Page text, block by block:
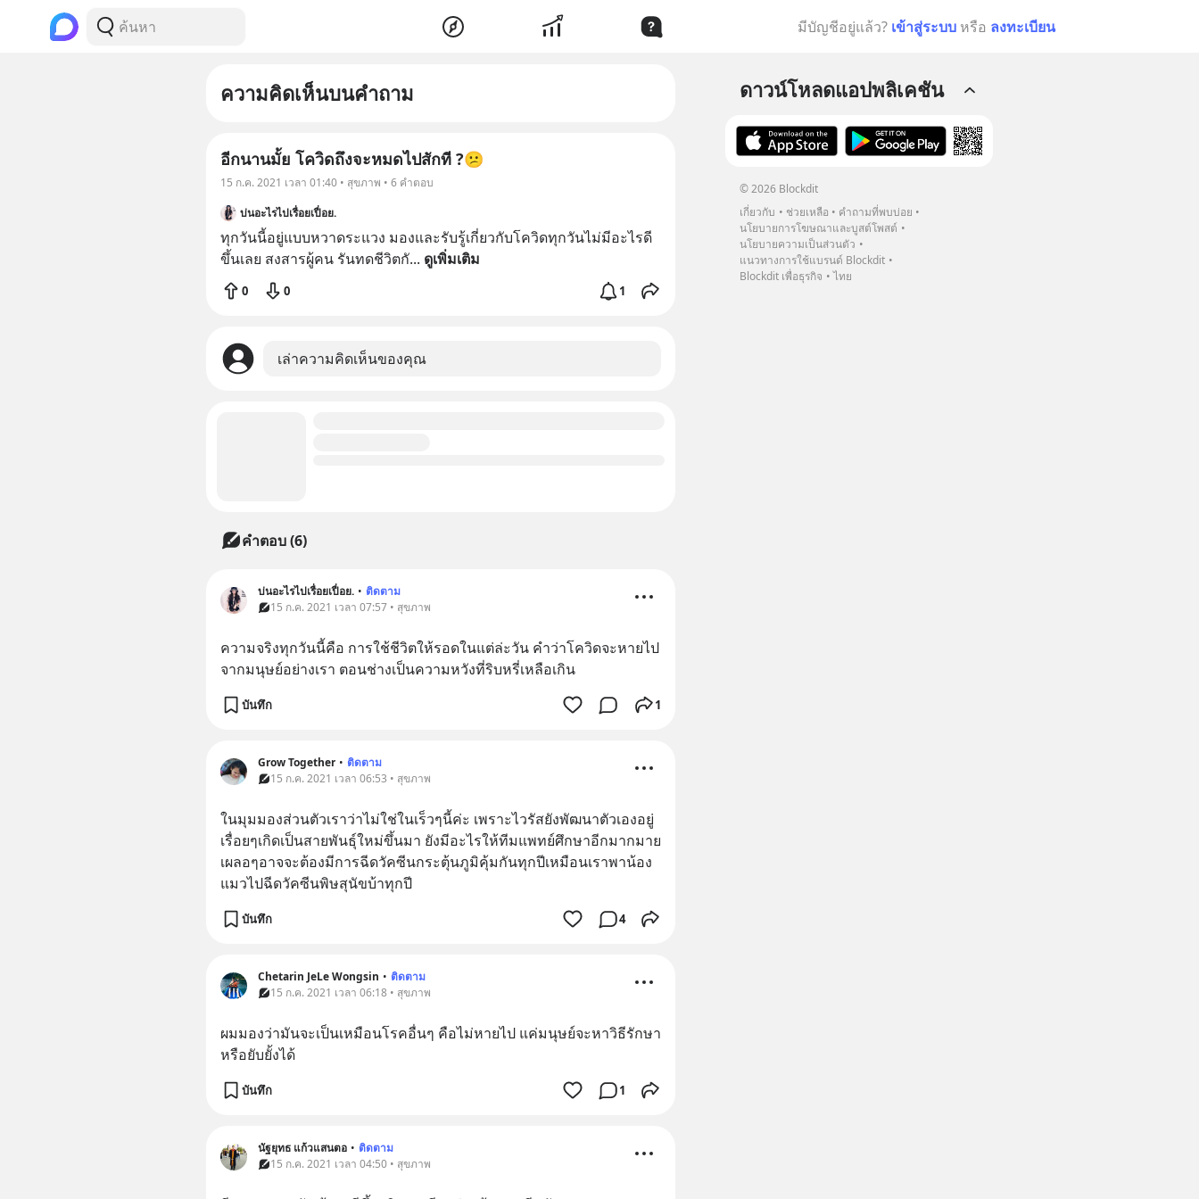
มีบัญชีอยู่แล้ว? เข้าสู่ระบบ หรือ ลงทะเบียน
ความคิดเห็นบนคำถาม
อีกนานมั้ย โควิดถึงจะหมดไปสักที ?😕
15 ก.ค. 2021 เวลา 01:40 • สุขภาพ • 6 คำตอบ
บ่นอะไรไปเรื่อยเปื่อย.
ทุกวันนี้อยู่แบบหวาดระแวง มองและรับรู้เกี่ยวกับโควิดทุกวันไม่มีอะไรดี
ขึ้นเลย สงสารผู้คน รันทดชีวิตกั... ดูเพิ่มเติม
0 0 1
เล่าความคิดเห็นของคุณ
คำตอบ (6)
บ่นอะไรไปเรื่อยเปื่อย. • ติดตาม
15 ก.ค. 2021 เวลา 07:57 • สุขภาพ
ความจริงทุกวันนี้คือ การใช้ชีวิตให้รอดในแต่ล่ะวัน คำว่าโควิดจะหายไป
จากมนุษย์อย่างเรา ตอนช่างเป็นความหวังที่ริบหรี่เหลือเกิน
บันทึก 1
Grow Together • ติดตาม
15 ก.ค. 2021 เวลา 06:53 • สุขภาพ
ในมุมมองส่วนตัวเราว่าไม่ใช่ในเร็วๆนี้ค่ะ เพราะไวรัสยังพัฒนาตัวเองอยู่
เรื่อยๆเกิดเป็นสายพันธุ์ใหม่ขึ้นมา ยังมีอะไรให้ทีมแพทย์ศึกษาอีกมากมาย
เผลอๆอาจจะต้องมีการฉีดวัคซีนกระตุ้นภูมิคุ้มกันทุกปีเหมือนเราพาน้อง
แมวไปฉีดวัคซีนพิษสุนัขบ้าทุกปี
บันทึก 4
Chetarin JeLe Wongsin • ติดตาม
15 ก.ค. 2021 เวลา 06:18 • สุขภาพ
ผมมองว่ามันจะเป็นเหมือนโรคอื่นๆ คือไม่หายไป แค่มนุษย์จะหาวิธีรักษา
หรือยับยั้งได้
บันทึก 1
นัฐยุทธ แก้วแสนตอ • ติดตาม
15 ก.ค. 2021 เวลา 04:50 • สุขภาพ
ดาวน์โหลดแอปพลิเคชัน
© 2026 Blockdit
เกี่ยวกับ
ช่วยเหลือ
คำถามที่พบบ่อย
นโยบายการโฆษณาและบูสต์โพสต์
นโยบายความเป็นส่วนตัว
แนวทางการใช้แบรนด์ Blockdit
Blockdit เพื่อธุรกิจ
ไทย